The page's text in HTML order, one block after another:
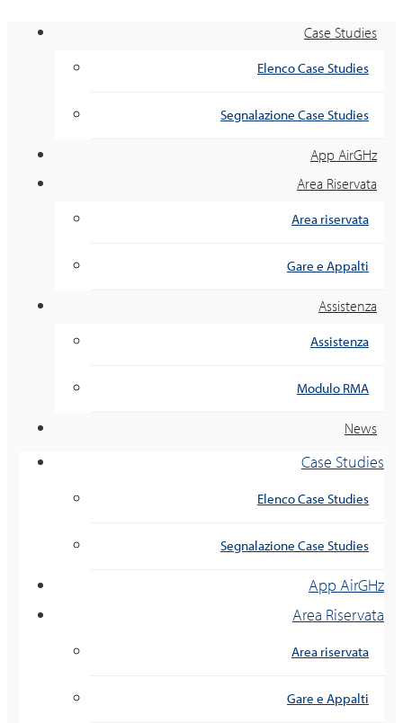
Case Studies
Elenco Case Studies
Segnalazione Case Studies
App AirGHz
Area Riservata
Area riservata
Gare e Appalti
Assistenza
Assistenza
Modulo RMA
News
Case Studies
Elenco Case Studies
Segnalazione Case Studies
App AirGHz
Area Riservata
Area riservata
Gare e Appalti